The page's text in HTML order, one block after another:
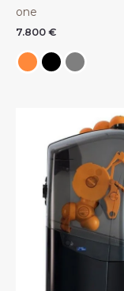
one
7.800 €